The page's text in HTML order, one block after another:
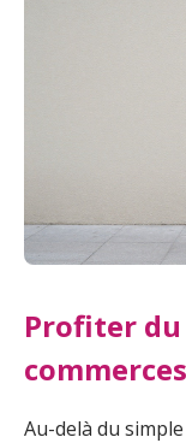
Profiter du
commerces
Au-delà du